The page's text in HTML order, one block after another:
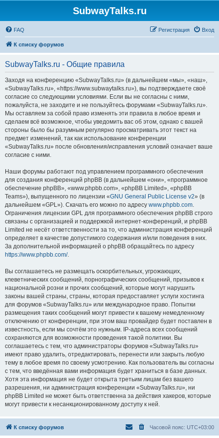
SubwayTalks.ru
FAQ Вход
Регистрация
К списку форумов
SubwayTalks.ru - Общие правила
Заходя на конференцию «SubwayTalks.ru» (в дальнейшем «мы», «наш»,
«SubwayTalks.ru», «https://www.subwaytalks.ru»), вы подтверждаете своё
согласие со следующими условиями. Если вы не согласны с ними,
пожалуйста, не заходите и не пользуйтесь форумами «SubwayTalks.ru».
Мы оставляем за собой право изменять эти правила в любое время и
сделаем всё возможное, чтобы уведомить вас об этом, однако с вашей
стороны было бы разумным регулярно просматривать этот текст на
предмет изменений, так как использование конференции
«SubwayTalks.ru» после обновления/исправления условий означает ваше
согласие с ними.
Наши форумы работают под управлением программного обеспечения
для создания конференций phpBB (в дальнейшем «они», «программное
обеспечение phpBB», «www.phpbb.com», «phpBB Limited», «phpBB
Teams»), выпущенного по лицензии «GNU General Public License v2» (в
дальнейшем «GPL»). Скачать его можно по адресу www.phpbb.com.
Ограничения лицензии GPL для программного обеспечения phpBB строго
связаны с организацией и поддержкой интернет-конференций, и phpBB
Limited не несёт ответственности за то, что администрация конференций
определяет в качестве допустимого содержания и/или поведения в них.
За дополнительной информацией о phpBB обращайтесь по адресу
https://www.phpbb.com/.
Вы соглашаетесь не размещать оскорбительных, угрожающих,
клеветнических сообщений, порнографических сообщений, призывов к
национальной розни и прочих сообщений, которые могут нарушить
законы вашей страны, страны, которая предоставляет услуги хостинга
для форумов «SubwayTalks.ru» или международное право. Попытки
размещения таких сообщений могут привести к вашему немедленному
отключению от конференции, при этом ваш провайдер будет поставлен в
известность, если мы сочтём это нужным. IP-адреса всех сообщений
сохраняются для возможности проведения такой политики. Вы
соглашаетесь с тем, что администраторы форумов «SubwayTalks.ru»
имеют право удалить, отредактировать, перенести или закрыть любую
тему в любое время по своему усмотрению. Как пользователь вы согласны
с тем, что введённая вами информация будет храниться в базе данных.
Хотя эта информация не будет открыта третьим лицам без вашего
разрешения, ни администрация конференции «SubwayTalks.ru», ни
phpBB Limited не может быть ответственна за действия хакеров, которые
могут привести к несанкционированному доступу к ней.
К списку форумов Часовой пояс: UTC+03:00